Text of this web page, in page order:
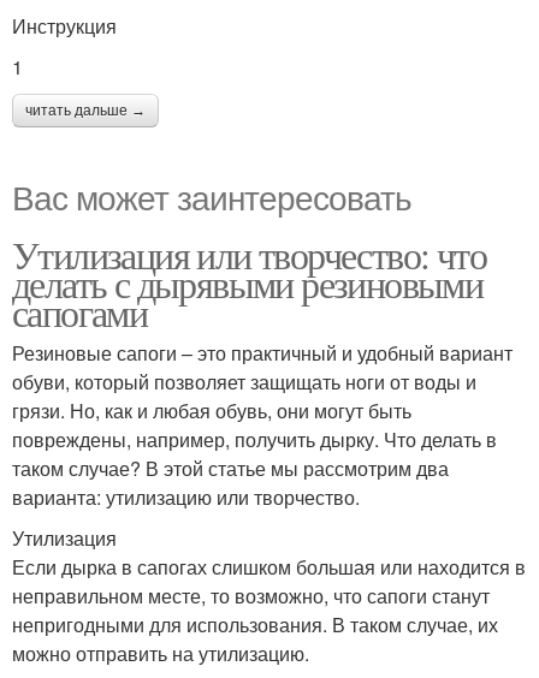
Инструкция
1
читать дальше →
Вас может заинтересовать
Утилизация или творчество: что
делать с дырявыми резиновыми
сапогами
Резиновые сапоги – это практичный и удобный вариант
обуви, который позволяет защищать ноги от воды и
грязи. Но, как и любая обувь, они могут быть
повреждены, например, получить дырку. Что делать в
таком случае? В этой статье мы рассмотрим два
варианта: утилизацию или творчество.
Утилизация
Если дырка в сапогах слишком большая или находится в
неправильном месте, то возможно, что сапоги станут
непригодными для использования. В таком случае, их
можно отправить на утилизацию.